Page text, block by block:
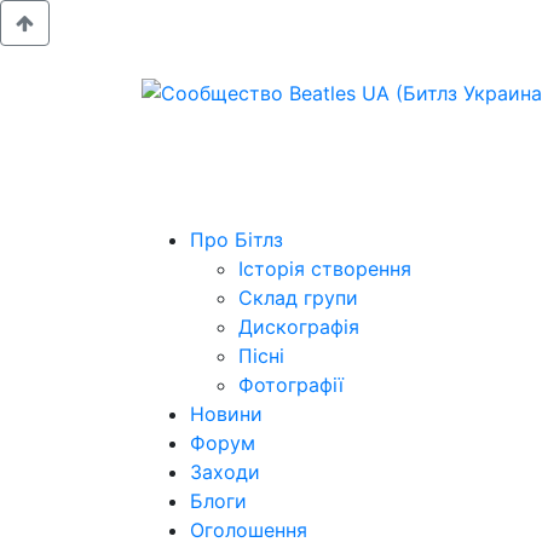
Про Бітлз
Історія створення
Склад групи
Дискографія
Пісні
Фотографії
Новини
Форум
Заходи
Блоги
Оголошення